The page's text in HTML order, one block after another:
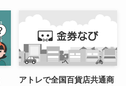
アトレで全国百貨店共通商